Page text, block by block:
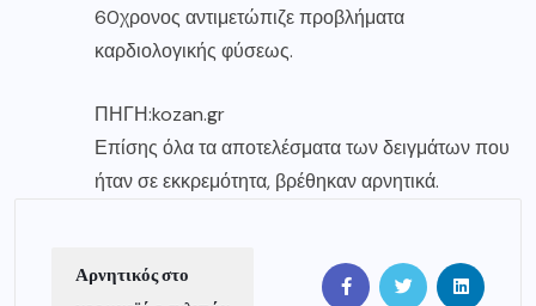
60χρονος αντιμετώπιζε προβλήματα
καρδιολογικής φύσεως.
ΠΗΓΗ:kozan.gr
Επίσης όλα τα αποτελέσματα των δειγμάτων που
ήταν σε εκκρεμότητα, βρέθηκαν αρνητικά.
Αρνητικός στο